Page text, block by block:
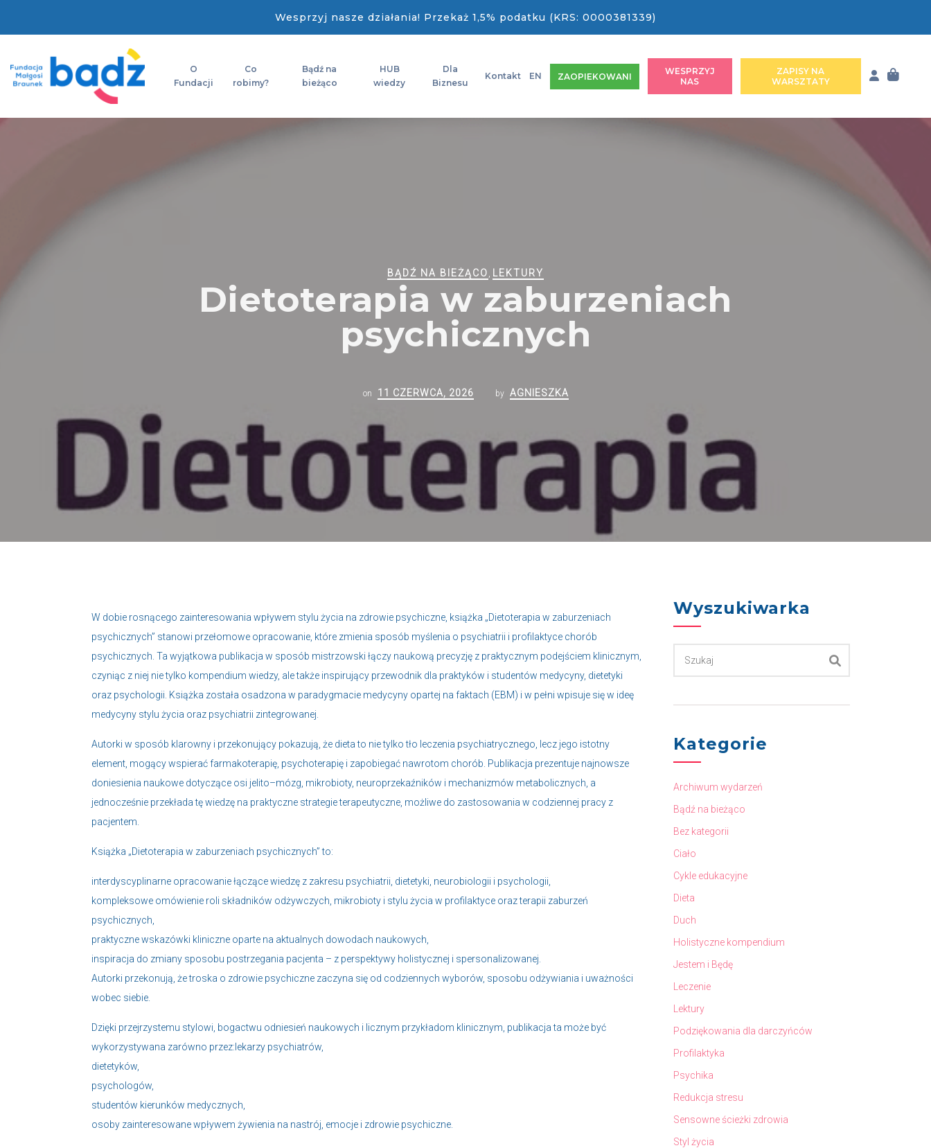
Wesprzyj nasze działania! Przekaż 1,5% podatku (KRS: 0000381339)
O
Fundacji
Co
robimy?
Bądź na
bieżąco
HUB
wiedzy
Dla
Biznesu
Kontakt EN ZAOPIEKOWANI
WESPRZYJ
NAS
ZAPISY NA
WARSZTATY
BĄDŹ NA BIEŻĄCO LEKTURY
Dietoterapia w zaburzeniach
psychicznych
on 11 CZERWCA, 2026 by AGNIESZKA
W dobie rosnącego zainteresowania wpływem stylu życia na zdrowie psychiczne, książka „Dietoterapia w zaburzeniach
psychicznych” stanowi przełomowe opracowanie, które zmienia sposób myślenia o psychiatrii i profilaktyce chorób
psychicznych. Ta wyjątkowa publikacja w sposób mistrzowski łączy naukową precyzję z praktycznym podejściem klinicznym,
czyniąc z niej nie tylko kompendium wiedzy, ale także inspirujący przewodnik dla praktyków i studentów medycyny, dietetyki
oraz psychologii. Książka została osadzona w paradygmacie medycyny opartej na faktach (EBM) i w pełni wpisuje się w ideę
medycyny stylu życia oraz psychiatrii zintegrowanej.
Autorki w sposób klarowny i przekonujący pokazują, że dieta to nie tylko tło leczenia psychiatrycznego, lecz jego istotny
element, mogący wspierać farmakoterapię, psychoterapię i zapobiegać nawrotom chorób. Publikacja prezentuje najnowsze
doniesienia naukowe dotyczące osi jelito–mózg, mikrobioty, neuroprzekaźników i mechanizmów metabolicznych, a
jednocześnie przekłada tę wiedzę na praktyczne strategie terapeutyczne, możliwe do zastosowania w codziennej pracy z
pacjentem.
Książka „Dietoterapia w zaburzeniach psychicznych” to:
interdyscyplinarne opracowanie łączące wiedzę z zakresu psychiatrii, dietetyki, neurobiologii i psychologii,
kompleksowe omówienie roli składników odżywczych, mikrobioty i stylu życia w profilaktyce oraz terapii zaburzeń
psychicznych,
praktyczne wskazówki kliniczne oparte na aktualnych dowodach naukowych,
inspiracja do zmiany sposobu postrzegania pacjenta – z perspektywy holistycznej i spersonalizowanej.
Autorki przekonują, że troska o zdrowie psychiczne zaczyna się od codziennych wyborów, sposobu odżywiania i uważności
wobec siebie.
Dzięki przejrzystemu stylowi, bogactwu odniesień naukowych i licznym przykładom klinicznym, publikacja ta może być
wykorzystywana zarówno przez:lekarzy psychiatrów,
dietetyków,
psychologów,
studentów kierunków medycznych,
osoby zainteresowane wpływem żywienia na nastrój, emocje i zdrowie psychiczne.
Wyszukiwarka
Kategorie
Archiwum wydarzeń
Bądź na bieżąco
Bez kategorii
Ciało
Cykle edukacyjne
Dieta
Duch
Holistyczne kompendium
Jestem i Będę
Leczenie
Lektury
Podziękowania dla darczyńców
Profilaktyka
Psychika
Redukcja stresu
Sensowne ścieżki zdrowia
Styl życia